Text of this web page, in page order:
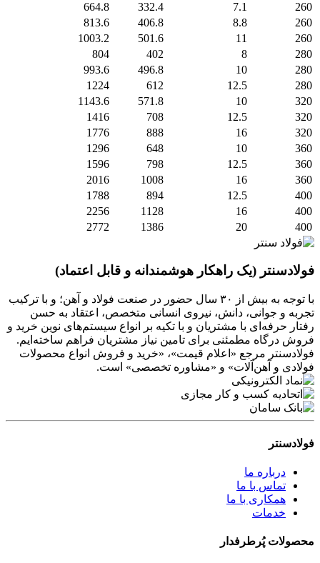
260
7.1
332.4
664.8
260
8.8
406.8
813.6
260
11
501.6
1003.2
280
8
402
804
280
10
496.8
993.6
280
12.5
612
1224
320
10
571.8
1143.6
320
12.5
708
1416
320
16
888
1776
360
10
648
1296
360
12.5
798
1596
360
16
1008
2016
400
12.5
894
1788
400
16
1128
2256
400
20
1386
2772
فولادسنتر (یک راهکار هوشمندانه و قابل اعتماد)
با توجه به بیش از ۳۰ سال حضور در صنعت فولاد و آهن؛ و با ترکیب
تجربه و جوانی، دانش، نیروی انسانی متخصص، اعتقاد به حسن
رفتار حرفه‌ای با مشتریان و با تکیه بر انواع سیستم‌های نوین خرید و
فروش درگاه مطمئنی برای تامین نیاز مشتریان فراهم ساخته‌ایم.
فولادسنتر مرجع «اعلام قیمت»، «خرید و فروش انواع محصولات
فولادی و آهن‌آلات» و «مشاوره تخصصی» است.
فولادسنتر
درباره ما
تماس با ما
همکاری با ما
خدمات
محصولات پُرطرفدار